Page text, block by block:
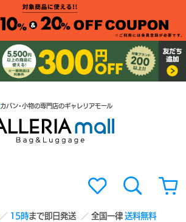
15時まで即日発送 全国一律送料無料
カバン・小物の専門店のギャレリアモール